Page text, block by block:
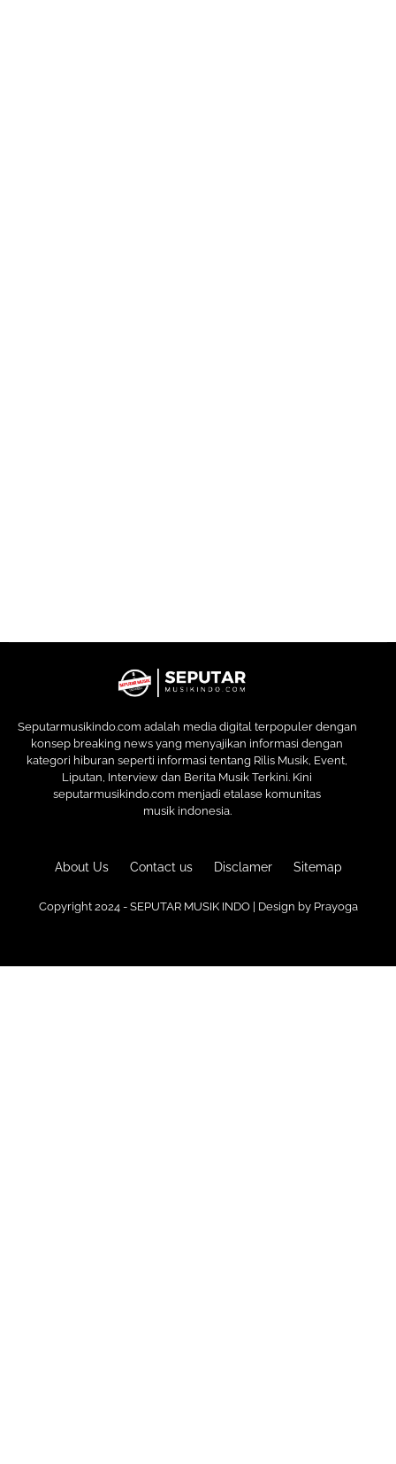
Seputarmusikindo.com adalah media digital terpopuler dengan
konsep breaking news yang menyajikan informasi dengan
kategori hiburan seperti informasi tentang Rilis Musik, Event,
Liputan, Interview dan Berita Musik Terkini. Kini
seputarmusikindo.com menjadi etalase komunitas
musik indonesia.
Copyright 2024 - SEPUTAR MUSIK INDO | Design by Prayoga
About Us Contact us Disclamer Sitemap